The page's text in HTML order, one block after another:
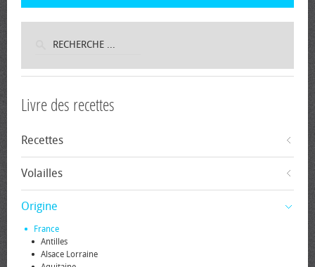
Livre des recettes
Recettes
Volailles
Origine
France
Antilles
Alsace Lorraine